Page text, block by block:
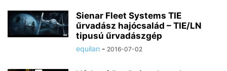
Sienar Fleet Systems TIE
űrvadász hajócsalád – TIE/LN
tipusú űrvadászgép
equilan - 2016-07-02